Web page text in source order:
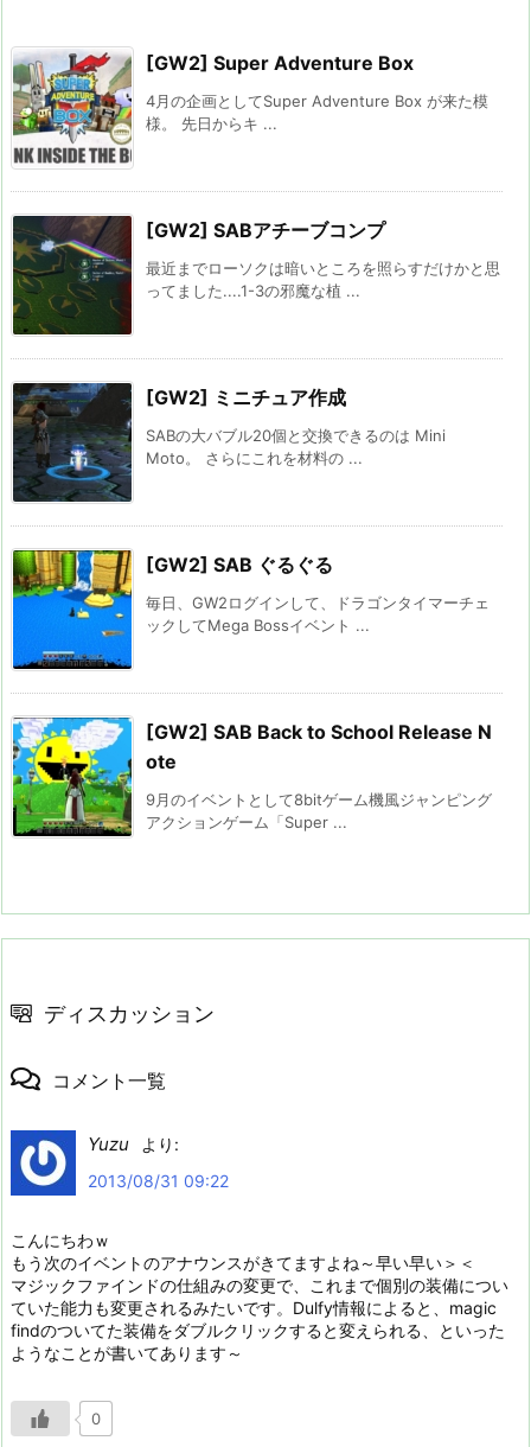
[GW2] Super Adventure Box
4月の企画としてSuper Adventure Box が来た模
様。 先日からキ ...
[GW2] SABアチーブコンプ
最近までローソクは暗いところを照らすだけかと思
ってました....1-3の邪魔な植 ...
[GW2] ミニチュア作成
SABの大バブル20個と交換できるのは Mini
Moto。 さらにこれを材料の ...
[GW2] SAB ぐるぐる
毎日、GW2ログインして、ドラゴンタイマーチェ
ックしてMega Bossイベント ...
[GW2] SAB Back to School Release N
ote
9月のイベントとして8bitゲーム機風ジャンピング
アクションゲーム「Super ...
ディスカッション
コメント一覧
Yuzu
より:
2013/08/31 09:22
こんにちわｗ
もう次のイベントのアナウンスがきてますよね～早い早い＞＜
マジックファインドの仕組みの変更で、これまで個別の装備につい
ていた能力も変更されるみたいです。Dulfy情報によると、magic
findのついてた装備をダブルクリックすると変えられる、といった
ようなことが書いてあります～
0